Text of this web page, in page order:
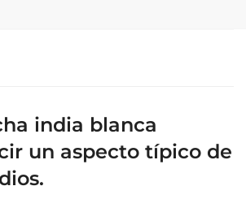
india blanca
un aspecto típico de